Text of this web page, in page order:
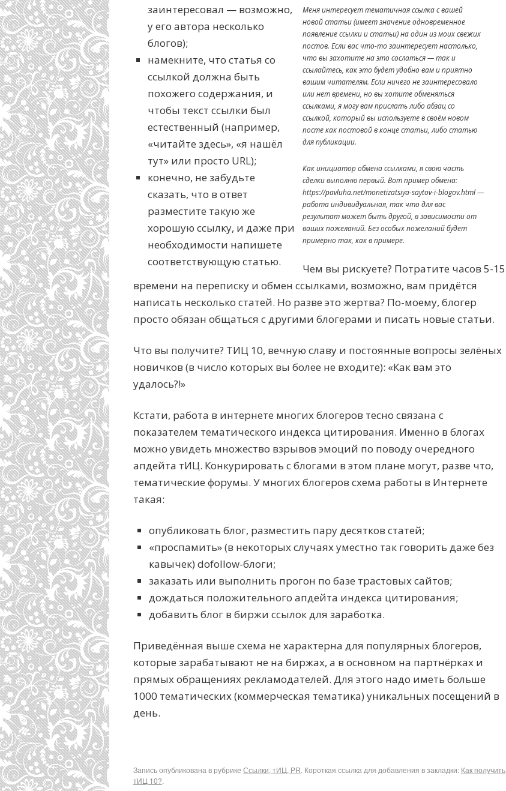
заинтересовал — возможно,
у его автора несколько
блогов);
намекните, что статья со
ссылкой должна быть
похожего содержания, и
чтобы текст ссылки был
естественный (например,
«читайте здесь», «я нашёл
тут» или просто URL);
конечно, не забудьте
сказать, что в ответ
разместите такую же
хорошую ссылку, и даже при
необходимости напишете
соответствующую статью.
Меня интересует тематичная ссылка с вашей
новой статьи (имеет значение одновременное
появление ссылки и статьи) на один из моих свежих
постов. Если вас что-то заинтересует настолько,
что вы захотите на это сослаться — так и
ссылайтесь, как это будет удобно вам и приятно
вашим читателям. Если ничего не заинтересовало
или нет времени, но вы хотите обменяться
ссылками, я могу вам прислать либо абзац со
ссылкой, который вы используете в своём новом
посте как постовой в конце статьи, либо статью
для публикации.
Как инициатор обмена ссылками, я свою часть
сделки выполню первый. Вот пример обмена:
https://pavluha.net/monetizatsiya-saytov-i-blogov.html —
работа индивидуальная, так что для вас
результат может быть другой, в зависимости от
ваших пожеланий. Без особых пожеланий будет
примерно так, как в примере.
Чем вы рискуете? Потратите часов 5-15
времени на переписку и обмен ссылками, возможно, вам придётся
написать несколько статей. Но разве это жертва? По-моему, блогер
просто обязан общаться с другими блогерами и писать новые статьи.
Что вы получите? ТИЦ 10, вечную славу и постоянные вопросы зелёных
новичков (в число которых вы более не входите): «Как вам это
удалось?!»
Кстати, работа в интернете многих блогеров тесно связана с
показателем тематического индекса цитирования. Именно в блогах
можно увидеть множество взрывов эмоций по поводу очередного
апдейта тИЦ. Конкурировать с блогами в этом плане могут, разве что,
тематические форумы. У многих блогеров схема работы в Интернете
такая:
опубликовать блог, разместить пару десятков статей;
«проспамить» (в некоторых случаях уместно так говорить даже без
кавычек) dofollow-блоги;
заказать или выполнить прогон по базе трастовых сайтов;
дождаться положительного апдейта индекса цитирования;
добавить блог в биржи ссылок для заработка.
Приведённая выше схема не характерна для популярных блогеров,
которые зарабатывают не на биржах, а в основном на партнёрках и
прямых обращениях рекламодателей. Для этого надо иметь больше
1000 тематических (коммерческая тематика) уникальных посещений в
день.
Запись опубликована в рубрике Ссылки, тИЦ, PR. Короткая ссылка для добавления в закладки: Как получить
тИЦ 10?.